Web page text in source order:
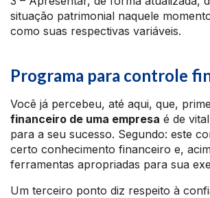
situação patrimonial naquele
como suas respectivas variáveis.
Programa para controle
Você já percebeu, até aqui, que,
financeiro de uma empresa é de
para a seu sucesso. Segundo: este
certo conhecimento financeiro e,
ferramentas apropriadas para sua
Um terceiro ponto diz respeito à